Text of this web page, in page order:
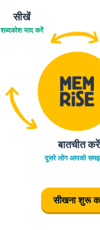
सीखें
शब्दकोश याद करें
बातचीत करें
दूसरे लोग आपको
सीखना शुरू